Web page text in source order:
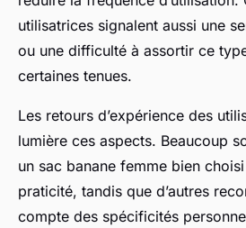
utilisatrices signalent aussi une
ou une difficulté à assortir ce
certaines tenues.
Les retours d’expérience des
lumière ces aspects. Beaucoup
un sac banane femme bien
praticité, tandis que d’autres
compte des spécificités